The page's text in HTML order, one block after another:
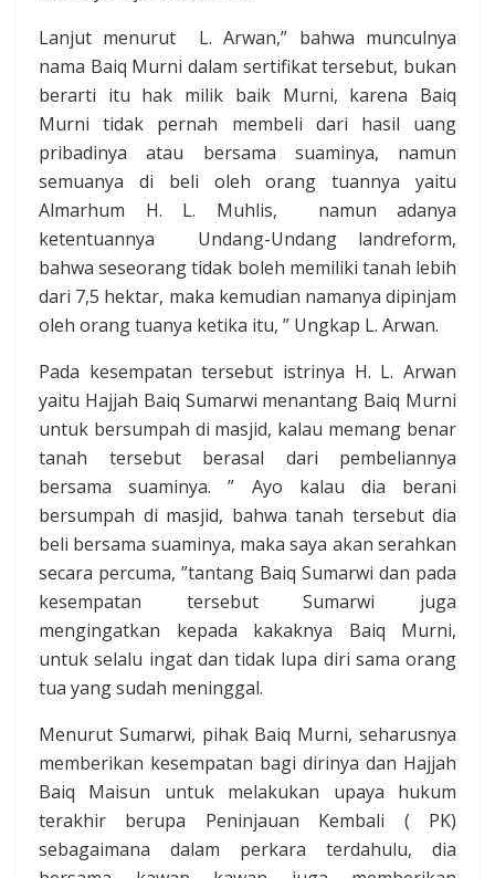
Lanjut menurut L. Arwan,” bahwa munculnya
nama Baiq Murni dalam sertifikat tersebut, bukan
berarti itu hak milik baik Murni, karena Baiq
Murni tidak pernah membeli dari hasil uang
pribadinya atau bersama suaminya, namun
semuanya di beli oleh orang tuannya yaitu
Almarhum H. L. Muhlis, namun adanya
ketentuannya Undang-Undang landreform,
bahwa seseorang tidak boleh memiliki tanah lebih
dari 7,5 hektar, maka kemudian namanya dipinjam
oleh orang tuanya ketika itu, ” Ungkap L. Arwan.
Pada kesempatan tersebut istrinya H. L. Arwan
yaitu Hajjah Baiq Sumarwi menantang Baiq Murni
untuk bersumpah di masjid, kalau memang benar
tanah tersebut berasal dari pembeliannya
bersama suaminya. ” Ayo kalau dia berani
bersumpah di masjid, bahwa tanah tersebut dia
beli bersama suaminya, maka saya akan serahkan
secara percuma, ”tantang Baiq Sumarwi dan pada
kesempatan tersebut Sumarwi juga
mengingatkan kepada kakaknya Baiq Murni,
untuk selalu ingat dan tidak lupa diri sama orang
tua yang sudah meninggal.
Menurut Sumarwi, pihak Baiq Murni, seharusnya
memberikan kesempatan bagi dirinya dan Hajjah
Baiq Maisun untuk melakukan upaya hukum
terakhir berupa Peninjauan Kembali ( PK)
sebagaimana dalam perkara terdahulu, dia